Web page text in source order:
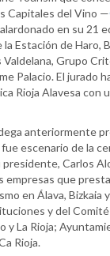
Capitales del Vino —
en su 21
Estación de Haro,
Grupo
Palacio. El jurado
Rioja Alavesa con
anteriormente
escenario de la
Carlos
empresas que
en Álava, Bizkaia y
y del Comité
y La Rioja;
Rioja.